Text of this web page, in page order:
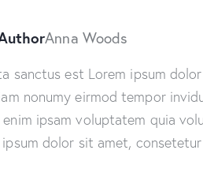
Anna Woods
sanctus est Lorem ipsum
nonumy eirmod tempor
ipsam voluptatem quia
dolor sit amet,